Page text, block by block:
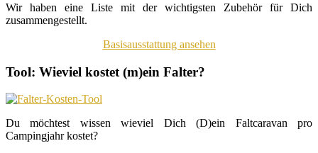
Wir haben eine Liste mit der wichtigsten Zubehör für Dich
zusammengestellt.
Basisausstattung ansehen
Tool: Wieviel kostet (m)ein Falter?
Du möchtest wissen wieviel Dich (D)ein Faltcaravan pro
Campingjahr kostet?